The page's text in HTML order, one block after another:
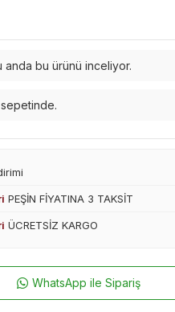
anda bu ürünü inceliyor.
PEŞİN FİYATINA 3 TAKSİT
ÜCRETSİZ KARGO
WhatsApp ile Sipariş